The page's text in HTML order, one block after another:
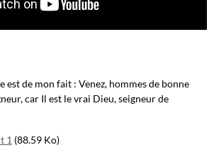
est de mon fait : Venez, hommes de bonne
car Il est le vrai Dieu, seigneur de
1 (88.59 Ko)